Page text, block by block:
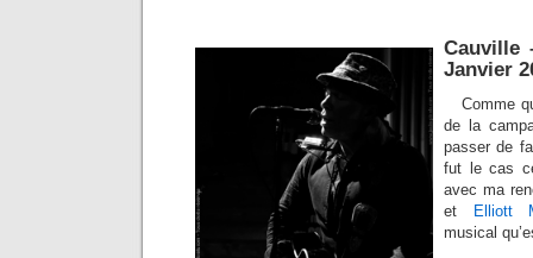
Cauville
Janvier
Comme
de la
passer de
fut le cas
avec ma
et
Elliott
musical